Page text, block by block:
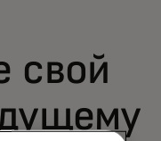
свой